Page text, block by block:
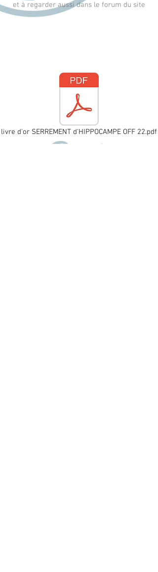
et à regarder aussi dans le forum du site
livre d'or SERREMENT d'HIPPOCAMPE OFF 22.pdf